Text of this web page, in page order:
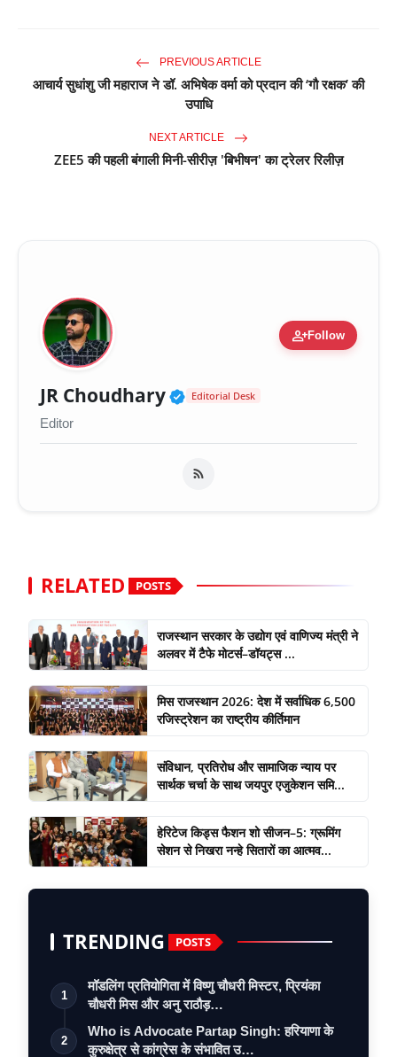
PREVIOUS ARTICLE
आचार्य सुधांशु जी महाराज ने डॉ. अभिषेक वर्मा को प्रदान की ‘गौ रक्षक’ की
उपाधि
NEXT ARTICLE
ZEE5 की पहली बंगाली मिनी-सीरीज़ 'बिभीषन' का ट्रेलर रिलीज़
person_addFollow
JR Choudhary Verified Public Figure
Editorial Desk
Editor
RELATED POSTS
राजस्थान सरकार के उद्योग एवं वाणिज्य मंत्री ने
अलवर में टैफे मोटर्स–डॉयट्स ...
मिस राजस्थान 2026: देश में सर्वाधिक 6,500
रजिस्ट्रेशन का राष्ट्रीय कीर्तिमान
संविधान, प्रतिरोध और सामाजिक न्याय पर
सार्थक चर्चा के साथ जयपुर एजुकेशन समि...
हेरिटेज किड्स फैशन शो सीजन–5: ग्रूमिंग
सेशन से निखरा नन्हे सितारों का आत्मव...
TRENDING POSTS
1
मॉडलिंग प्रतियोगिता में विष्णु चौधरी मिस्टर, प्रियंका
चौधरी मिस और अनु राठौड़…
2
Who is Advocate Partap Singh: हरियाणा के
कुरुक्षेत्र से कांग्रेस के संभावित उ…